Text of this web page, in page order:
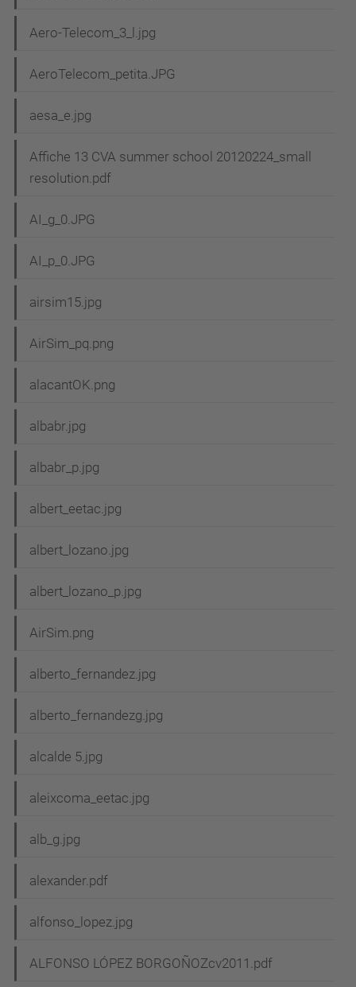
Aero-Telecom_3_l.jpg
AeroTelecom_petita.JPG
aesa_e.jpg
Affiche 13 CVA summer school 20120224_small
resolution.pdf
AI_g_0.JPG
AI_p_0.JPG
airsim15.jpg
AirSim_pq.png
alacantOK.png
albabr.jpg
albabr_p.jpg
albert_eetac.jpg
albert_lozano.jpg
albert_lozano_p.jpg
AirSim.png
alberto_fernandez.jpg
alberto_fernandezg.jpg
alcalde 5.jpg
aleixcoma_eetac.jpg
alb_g.jpg
alexander.pdf
alfonso_lopez.jpg
ALFONSO LÓPEZ BORGOÑOZcv2011.pdf